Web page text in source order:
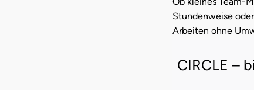
Stundenweise
Arbeiten ohne
CIRCLE –